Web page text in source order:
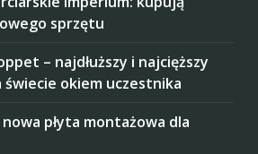
sprzętu
– najdłuższy i najcięższy
świecie okiem uczestnika
płyta montażowa dla